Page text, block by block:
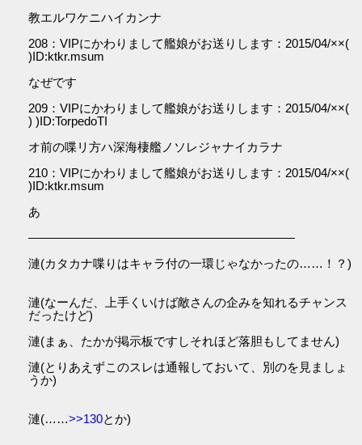
教エルワケニハイカンナ
208：VIPにかわりまして艦娘がお送りします：2015/04/××(
)ID:ktkr.msum
なぜです
209：VIPにかわりまして艦娘がお送りします：2015/04/××(
) )ID:TorpedoTI
オ前の喋リ方ハ深海棲艦ノソレジャナイカラナ
210：VIPにかわりまして艦娘がお送りします：2015/04/××(
)ID:ktkr.msum
あ
――――――――――――――――――――――
漣(カタカナ喋りはキャラ付の一環じゃなかったの……！？)
漣(なーんだ、上手くいけば敵さんの企みを知れるチャンス
だったけど)
漣(まぁ、たかが掲示板ですしそれほど落胆もしてません)
漣(とりあえずこのスレは通報しておいて、別のを見ましょ
うか)
漣(……>>130とか)